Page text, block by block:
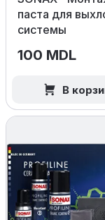
паста для
системы
100 MDL
В